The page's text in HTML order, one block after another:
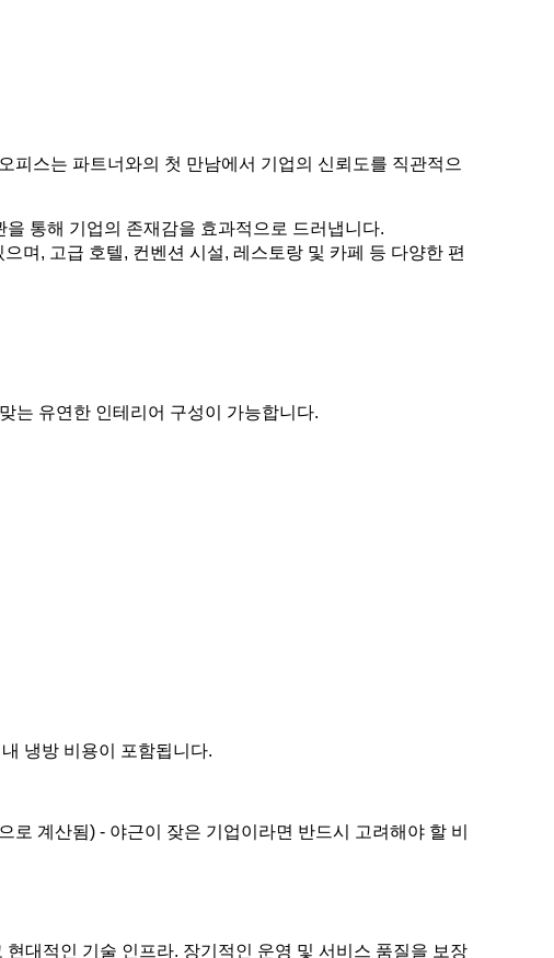
피스는 파트너와의 첫 만남에서 기업의 신뢰도를 직관적으
통해 기업의 존재감을 효과적으로 드러냅니다.
며, 고급 호텔, 컨벤션 시설, 레스토랑 및 카페 등 다양한 편
는 유연한 인테리어 구성이 가능합니다.
냉방 비용이 포함됩니다.
계산됨) - 야근이 잦은 기업이라면 반드시 고려해야 할 비
대적인 기술 인프라. 장기적인 운영 및 서비스 품질을 보장